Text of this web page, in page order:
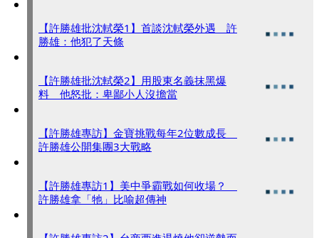
【許勝雄批沈軾榮1】首談沈軾榮外遇 許
勝雄：他犯了天條
【許勝雄批沈軾榮2】用股東名義抹黑爆
料 他怒批：卑鄙小人沒擔當
【許勝雄專訪】金寶挑戰每年2位數成長
許勝雄公開集團3大戰略
【許勝雄專訪1】美中爭霸戰如何收場？
許勝雄拿「牠」比喻超傳神